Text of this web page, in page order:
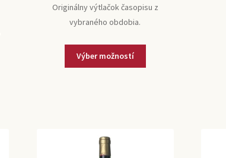
Originálny výtlačok časopisu z
vybraného obdobia.